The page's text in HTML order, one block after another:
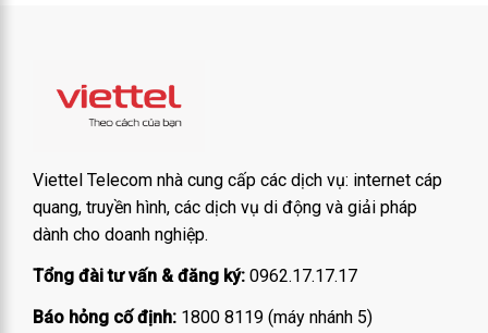
Viettel Telecom nhà cung cấp các dịch vụ: internet cáp
quang, truyền hình, các dịch vụ di động và giải pháp
dành cho doanh nghiệp.
Tổng đài tư vấn & đăng ký: 0962.17.17.17
Báo hỏng cố định: 1800 8119 (máy nhánh 5)